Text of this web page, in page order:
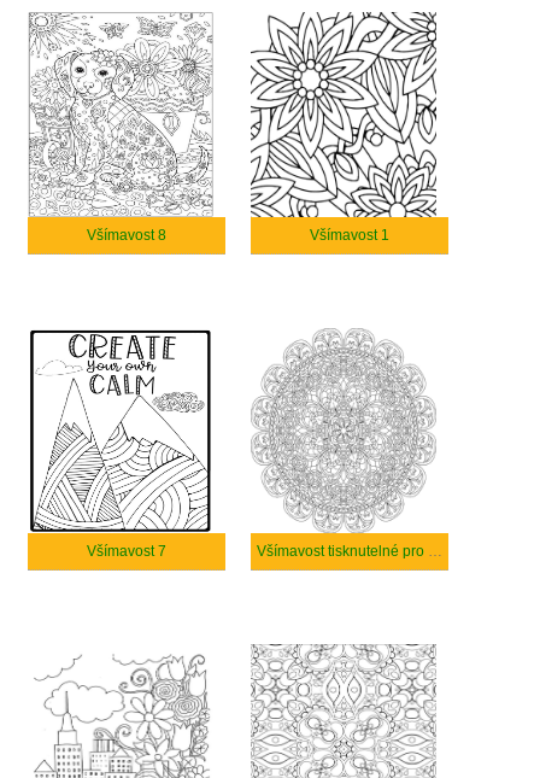
Všímavost 8 Všímavost 1
Všímavost 7 Všímavost tisknutelné pro děti